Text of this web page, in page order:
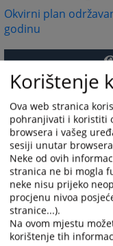
Okvirni plan
godinu
Prateći
Okvirni plan
Korištenje
Ova web stranica
pohranjivati i koristiti
browsera i vašeg
sesiji unutar
Neke od ovih
stranica ne bi mogla
neke nisu prijeko
procjenu nivoa
stranice...).
Na ovom mjestu
korištenje tih